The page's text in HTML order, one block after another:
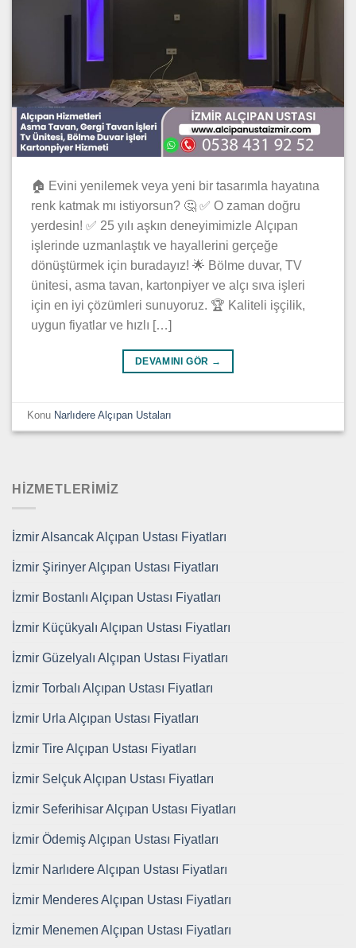
🏠 Evini yenilemek veya yeni bir tasarımla hayatına
renk katmak mı istiyorsun? 🤔 ✅ O zaman doğru
yerdesin! ✅ 25 yılı aşkın deneyimimizle Alçıpan
işlerinde uzmanlaştık ve hayallerini gerçeğe
dönüştürmek için buradayız! 🌟 Bölme duvar, TV
ünitesi, asma tavan, kartonpiyer ve alçı sıva işleri
için en iyi çözümleri sunuyoruz. 🏆 Kaliteli işçilik,
uygun fiyatlar ve hızlı […]
DEVAMINI GÖR →
Konu Narlıdere Alçıpan Ustaları
HIZMETLERIMIZ
İzmir Alsancak Alçıpan Ustası Fiyatları
İzmir Şirinyer Alçıpan Ustası Fiyatları
İzmir Bostanlı Alçıpan Ustası Fiyatları
İzmir Küçükyalı Alçıpan Ustası Fiyatları
İzmir Güzelyalı Alçıpan Ustası Fiyatları
İzmir Torbalı Alçıpan Ustası Fiyatları
İzmir Urla Alçıpan Ustası Fiyatları
İzmir Tire Alçıpan Ustası Fiyatları
İzmir Selçuk Alçıpan Ustası Fiyatları
İzmir Seferihisar Alçıpan Ustası Fiyatları
İzmir Ödemiş Alçıpan Ustası Fiyatları
İzmir Narlıdere Alçıpan Ustası Fiyatları
İzmir Menderes Alçıpan Ustası Fiyatları
İzmir Menemen Alçıpan Ustası Fiyatları